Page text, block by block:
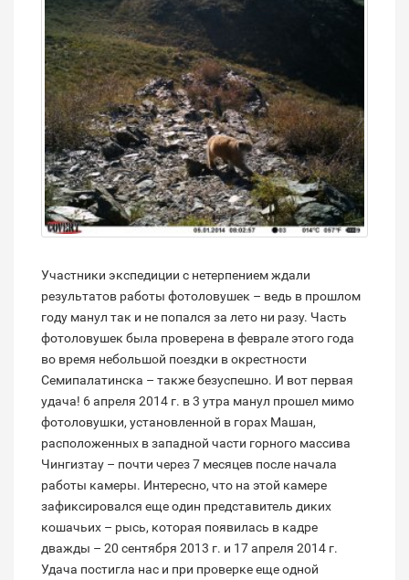
Участники экспедиции с нетерпением ждали
результатов работы фотоловушек – ведь в прошлом
году манул так и не попался за лето ни разу. Часть
фотоловушек была проверена в феврале этого года
во время небольшой поездки в окрестности
Семипалатинска – также безуспешно. И вот первая
удача! 6 апреля 2014 г. в 3 утра манул прошел мимо
фотоловушки, установленной в горах Машан,
расположенных в западной части горного массива
Чингизтау – почти через 7 месяцев после начала
работы камеры. Интересно, что на этой камере
зафиксировался еще один представитель диких
кошачьих – рысь, которая появилась в кадре
дважды – 20 сентября 2013 г. и 17 апреля 2014 г.
Удача постигла нас и при проверке еще одной